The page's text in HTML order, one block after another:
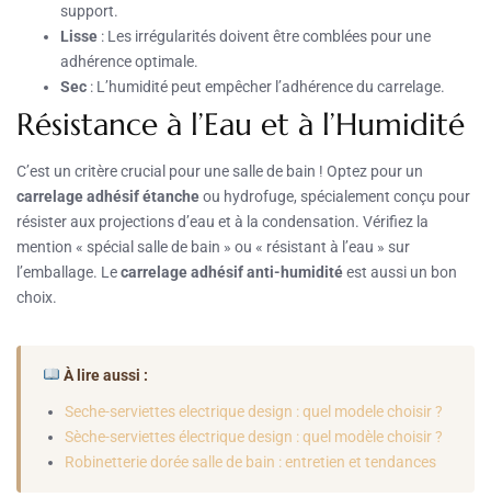
support.
Lisse : Les irrégularités doivent être comblées pour une
adhérence optimale.
Sec : L’humidité peut empêcher l’adhérence du carrelage.
Résistance à l’Eau et à l’Humidité
C’est un critère crucial pour une salle de bain ! Optez pour un
carrelage adhésif étancheou hydrofuge, spécialement conçu pour
résister aux projections d’eau et à la condensation. Vérifiez la
mention « spécial salle de bain » ou « résistant à l’eau » sur
l’emballage. Lecarrelage adhésif anti-humiditéest aussi un bon
choix.
À lire aussi :
Seche-serviettes electrique design : quel modele choisir ?
Sèche-serviettes électrique design : quel modèle choisir ?
Robinetterie dorée salle de bain : entretien et tendances